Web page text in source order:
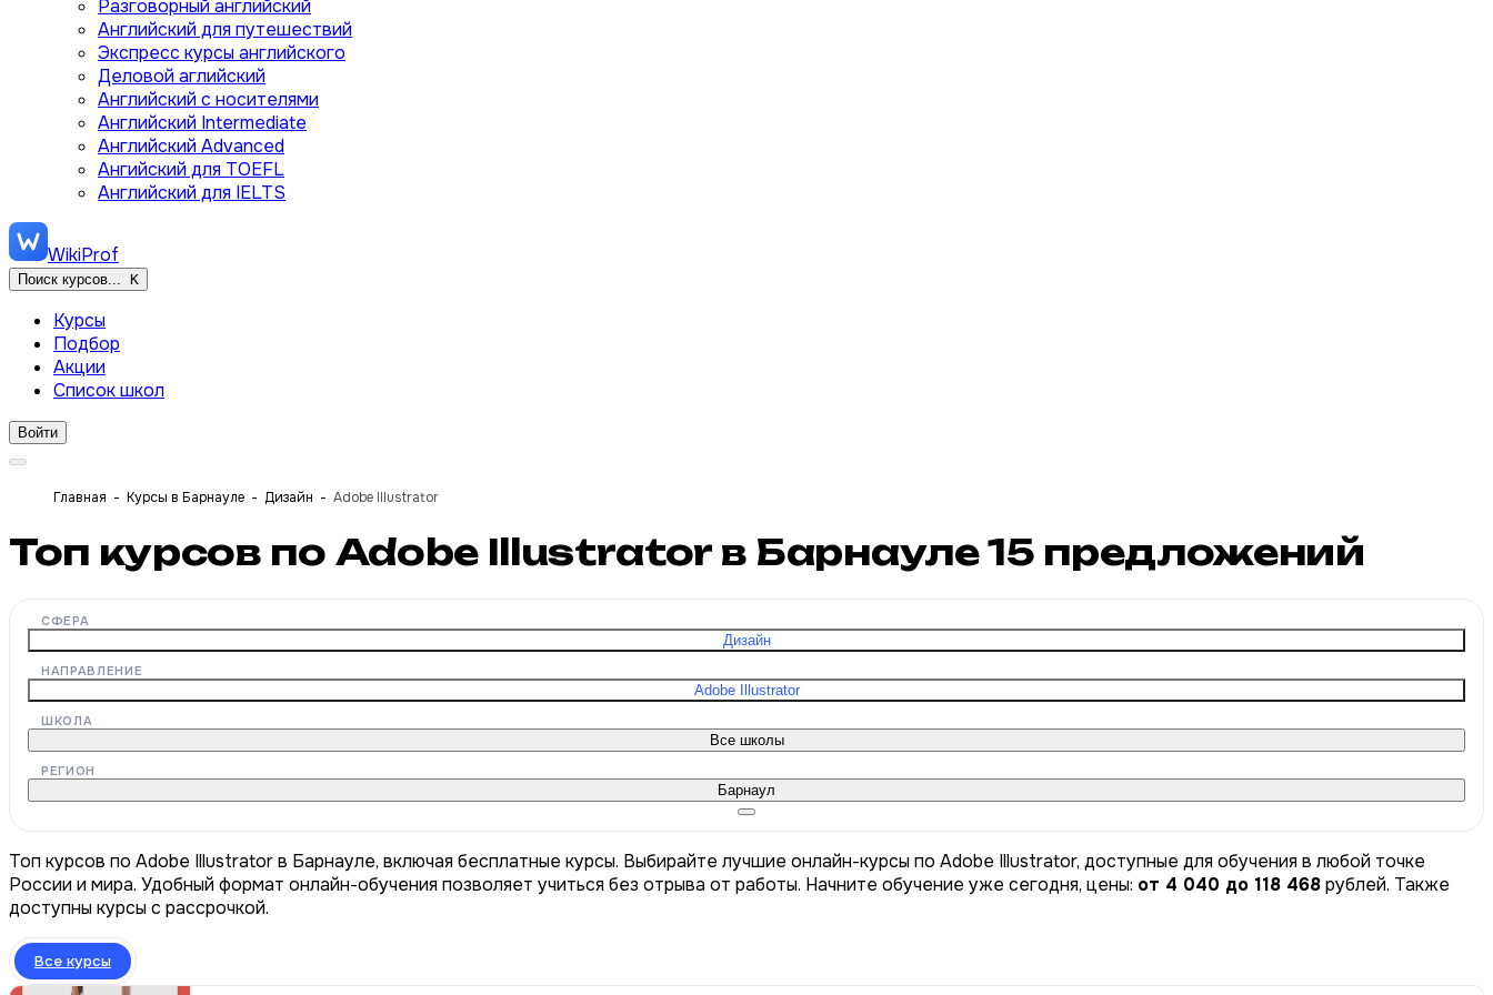
Разговорный английский
Английский для путешествий
Экспресс курсы английского
Деловой аглийский
Английский с носителями
Английский Intermediate
Английский Advanced
Ангийский для TOEFL
Английский для IELTS
WikiProf
Поиск курсов... K
Курсы
Подбор
Акции
Список школ
Войти
Главная Курсы в Барнауле Дизайн Adobe Illustrator
Топ курсов по Adobe Illustrator в Барнауле15 предложений
СФЕРА
Дизайн
НАПРАВЛЕНИЕ
Adobe Illustrator
ШКОЛА
Все школы
РЕГИОН
Барнаул
Топ курсов по Adobe Illustrator в Барнауле, включая бесплатные курсы. Выбирайте лучшие онлайн-курсы по Adobe Illustrator, доступные для обучения в любой точке
России и мира. Удобный формат онлайн-обучения позволяет учиться без отрыва от работы. Начните обучение уже сегодня, цены: от 4 040 до 118 468рублей. Также
доступны курсы с рассрочкой.
Все курсы